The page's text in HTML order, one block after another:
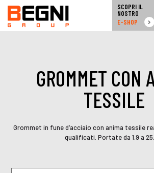
SCOPRI IL
NOSTRO
E-SHOP
GROMMET CON
TESSILE
Grommet in fune d’acciaio con anima tessile
qualificati. Portate da 1,9 a